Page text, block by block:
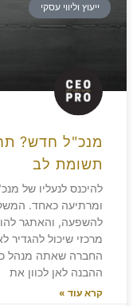
ייעוץ וליווי עסקי
מנכ"ל חדש?
תשומת לב
להיכנס לנעליו של
ומרתיעה כאחד.
להשפעה, והאתגר
מרכזי שיכול
החברה שאתה מנהל
ההבנה לאן לכוון את
קרא עוד »